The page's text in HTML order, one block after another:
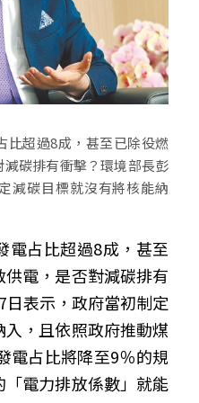
比超過8成，甚至已除役燃
碳排有衝擊？環境部長彭
減碳目標就沒有將核能納
電占比超過8成，甚至
電，是否對減碳排有
表示，政府當初制定
，且依照政府推動煤
電占比將降至9％的規
電力排放係數」就能